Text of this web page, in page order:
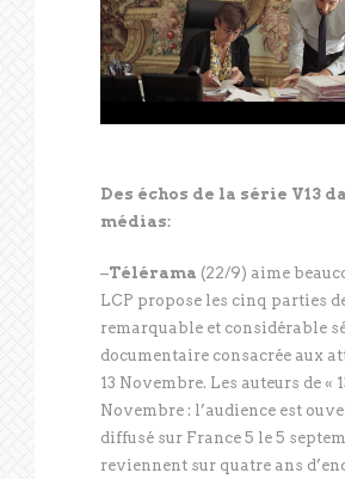
Des échos de la série V13
médias:
–Télérama (22/9) aime
LCP propose les cinq parties
remarquable et considérable
documentaire consacrée aux
13 Novembre. Les auteurs de «
Novembre : l’audience est
diffusé sur France 5 le 5
reviennent sur quatre ans